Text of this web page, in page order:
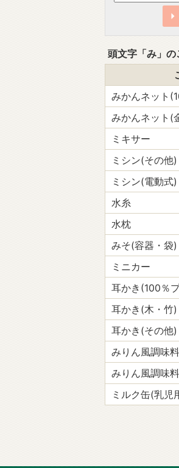
頭文字「み 」の
みかんネット
みかんネット(
ミキサー
ミシン(その他)
ミシン(電動式)
水糸
水枕
みそ(容器・袋)
ミニカー
耳かき(100％
耳かき(木・竹)
耳かき(その他)
みりん風調味
みりん風調味
ミルク缶(乳児